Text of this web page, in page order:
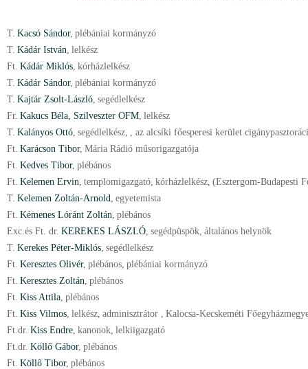
T. Kacsó Sándor, plébániai kormányzó
T. Kádár István, lelkész
Ft. Kádár Miklós, kórházlelkész
T. Kádár Sándor, plébániai kormányzó
T. Kajtár Zsolt-László, segédlelkész
Fr. Kakucs Béla, Szilveszter OFM, lelkész
T. Kalányos Ottó, segédlelkész, , az alcsíki főesperesi kerület
Ft. Karácson Tibor, Mária Rádió műsorigazgatója
Ft. Kedves Tibor, plébános
Ft. Kelemen Ervin, templomigazgató, kórházlelkész, (Esztergom-Budapesti
T. Kelemen Zoltán-Arnold, egyetemista
Ft. Kémenes Lóránt Zoltán, plébános
Exc.és Ft. dr. KEREKES LÁSZLÓ, segédpüspök, általános helynök
T. Kerekes Péter-Miklós, segédlelkész
Ft. Keresztes Olivér, plébános, plébániai kormányzó
Ft. Keresztes Zoltán, plébános
Ft. Kiss Attila, plébános
Ft. Kiss Vilmos, lelkész, adminisztrátor , Kalocsa-Kecskeméti
Ft.dr. Kiss Endre, kanonok, lelkiigazgató
Ft.dr. Köllő Gábor, plébános
Ft. Köllő Tibor, plébános